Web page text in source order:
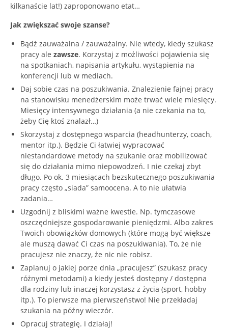
kilkanaście lat!) zaproponowano etat…
Jak zwiększać swoje szanse?
Bądź zauważalna / zauważalny. Nie wtedy, kiedy szukasz
pracy ale zawsze. Korzystaj z możliwości pojawienia się
na spotkaniach, napisania artykułu, wystąpienia na
konferencji lub w mediach.
Daj sobie czas na poszukiwania. Znalezienie fajnej pracy
na stanowisku menedżerskim może trwać wiele miesięcy.
Miesięcy intensywnego działania (a nie czekania na to,
żeby Cię ktoś znalazł…)
Skorzystaj z dostępnego wsparcia (headhunterzy, coach,
mentor itp.). Będzie Ci łatwiej wypracować
niestandardowe metody na szukanie oraz mobilizować
się do działania mimo niepowodzeń. I nie czekaj zbyt
długo. Po ok. 3 miesiącach bezskutecznego poszukiwania
pracy często „siada” samoocena. A to nie ułatwia
zadania…
Uzgodnij z bliskimi ważne kwestie. Np. tymczasowe
oszczędniejsze gospodarowanie pieniędzmi. Albo zakres
Twoich obowiązków domowych (które mogą być większe
ale muszą dawać Ci czas na poszukiwania). To, że nie
pracujesz nie znaczy, że nic nie robisz.
Zaplanuj o jakiej porze dnia „pracujesz” (szukasz pracy
różnymi metodami) a kiedy jesteś dostępny / dostępna
dla rodziny lub inaczej korzystasz z życia (sport, hobby
itp.). To pierwsze ma pierwszeństwo! Nie przekładaj
szukania na późny wieczór.
Opracuj strategię. I działaj!